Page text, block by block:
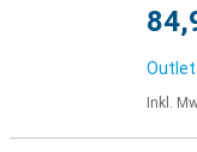
Outlet
Inkl.